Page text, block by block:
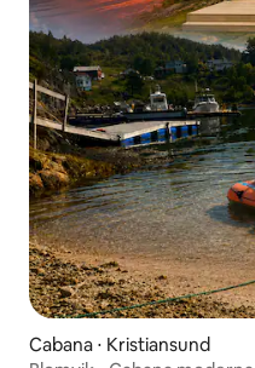
Cabana ⋅ Kristiansund